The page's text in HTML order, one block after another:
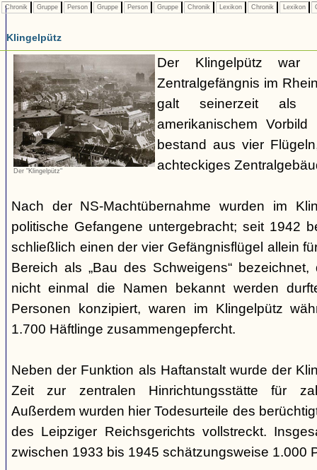
Chronik Gruppe Person Gruppe Person Gruppe Chronik Lexikon Chronik Lexikon
Klingelpütz
Der "Klingelpütz"
Der Klingelpütz war
Zentralgefängnis im
galt seinerzeit als
amerikanischem
bestand aus vier
achteckiges
Nach der NS-Machtübernahme wurden im
politische Gefangene untergebracht; seit 1942
schließlich einen der vier Gefängnisflügel allein
Bereich als „Bau des Schweigens“
nicht einmal die Namen bekannt werden
Personen konzipiert, waren im Klingelpütz
1.700 Häftlinge zusammengepfercht.
Neben der Funktion als Haftanstalt wurde der
Zeit zur zentralen Hinrichtungsstätte für
Außerdem wurden hier Todesurteile des
des Leipziger Reichsgerichts vollstreckt.
zwischen 1933 bis 1945 schätzungsweise 1.000